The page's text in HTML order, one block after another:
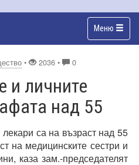
Меню
• 2036 • 0
и личните
над 55
са на възраст над 55
на медицинските сестри и
каза зам.-председателят